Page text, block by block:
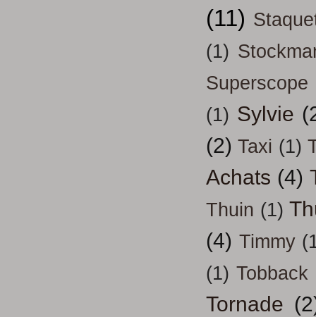
(11)
(1)
Superscope
(1) Sylvie
(2) Taxi (1)
Achats (4)
Thuin (1)
(4) Timmy
(1) Tobback
Tornade